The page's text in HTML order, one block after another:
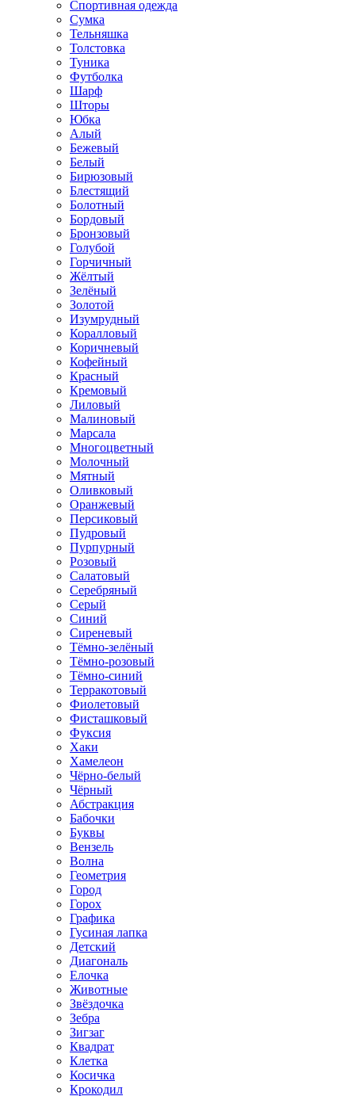
Спортивная одежда
Сумка
Тельняшка
Толстовка
Туника
Футболка
Шарф
Шторы
Юбка
Алый
Бежевый
Белый
Бирюзовый
Блестящий
Болотный
Бордовый
Бронзовый
Голубой
Горчичный
Жёлтый
Зелёный
Золотой
Изумрудный
Коралловый
Коричневый
Кофейный
Красный
Кремовый
Лиловый
Малиновый
Марсала
Многоцветный
Молочный
Мятный
Оливковый
Оранжевый
Персиковый
Пудровый
Пурпурный
Розовый
Салатовый
Серебряный
Серый
Синий
Сиреневый
Тёмно-зелёный
Тёмно-розовый
Тёмно-синий
Терракотовый
Фиолетовый
Фисташковый
Фуксия
Хаки
Хамелеон
Чёрно-белый
Чёрный
Абстракция
Бабочки
Буквы
Вензель
Волна
Геометрия
Город
Горох
Графика
Гусиная лапка
Детский
Диагональ
Елочка
Животные
Звёздочка
Зебра
Зигзаг
Квадрат
Клетка
Косичка
Крокодил